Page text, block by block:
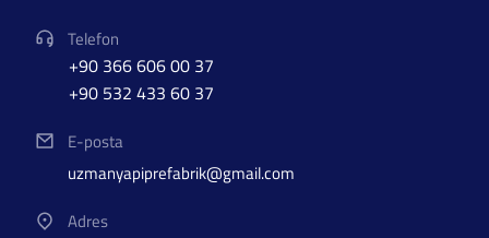
Telefon
+90 366 606 00 37
+90 532 433 60 37
E-posta
uzmanyapiprefabrik@gmail.com
Adres